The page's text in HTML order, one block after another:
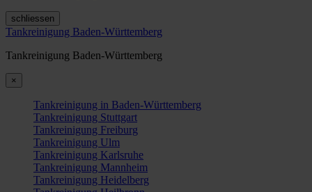
schliessen
Tankreinigung Baden-Württemberg
Tankreinigung Baden-Württemberg
×
Tankreinigung in Baden-Württemberg
Tankreinigung Stuttgart
Tankreinigung Freiburg
Tankreinigung Ulm
Tankreinigung Karlsruhe
Tankreinigung Mannheim
Tankreinigung Heidelberg